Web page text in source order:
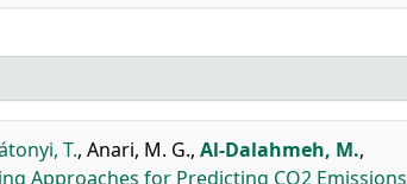
T., Anari, M. G., Al-Dalahmeh, M.,
Approaches for Predicting CO2 Emissions